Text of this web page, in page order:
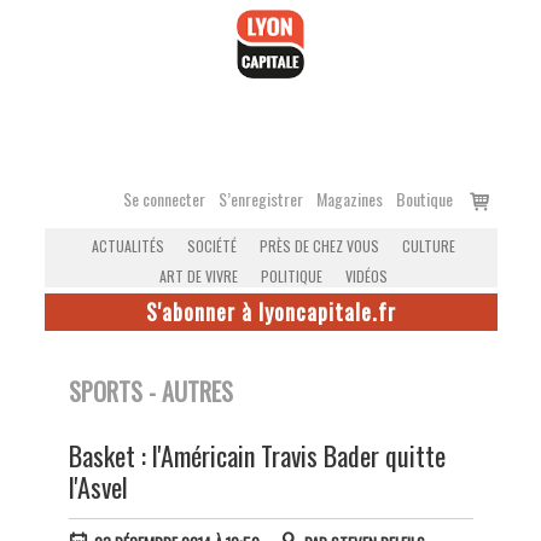
Se connecter S’enregistrer Magazines Boutique
Voir
ACTUALITÉS SOCIÉTÉ PRÈS DE CHEZ VOUS
CULTURE
ART DE VIVRE
POLITIQUE VIDÉOS
S'abonner à lyoncapitale.fr
SPORTS - AUTRES
Basket : l'Américain Travis Bader quitte
l'Asvel